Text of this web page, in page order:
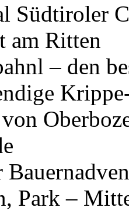
Südtiroler
am Ritten
– den
Park –